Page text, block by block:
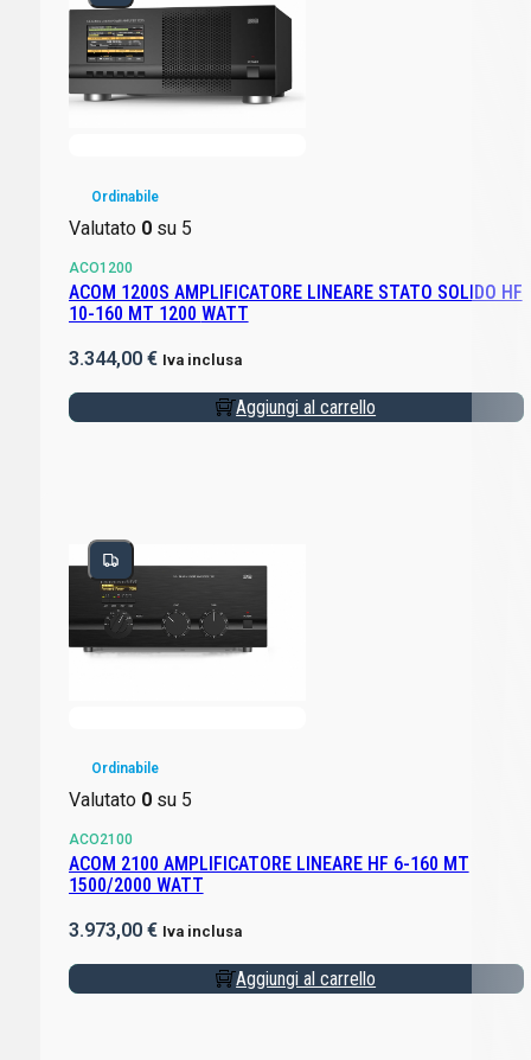
Ordinabile
Valutato 0su 5
ACO1200
ACOM 1200S AMPLIFICATORE LINEARE STATO SOLIDO HF
10-160 MT 1200 WATT
3.344,00 € Iva inclusa
Aggiungi al carrello
Ordinabile
Valutato 0su 5
ACO2100
ACOM 2100 AMPLIFICATORE LINEARE HF 6-160 MT
1500/2000 WATT
3.973,00 € Iva inclusa
Aggiungi al carrello